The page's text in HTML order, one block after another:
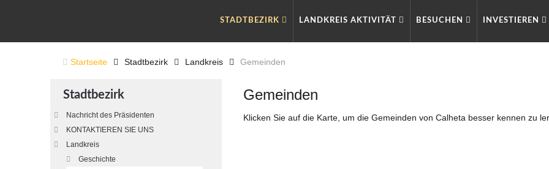
STADTBEZIRK LANDKREIS AKTIVITÄT BESUCHEN INVESTIEREN
Startseite Stadtbezirk Landkreis Gemeinden
Gemeinden
Klicken Sie auf die Karte, um die Gemeinden von Calheta besser kennen zu
Stadtbezirk
Nachricht des Präsidenten
KONTAKTIEREN SIE UNS
Landkreis
Geschichte